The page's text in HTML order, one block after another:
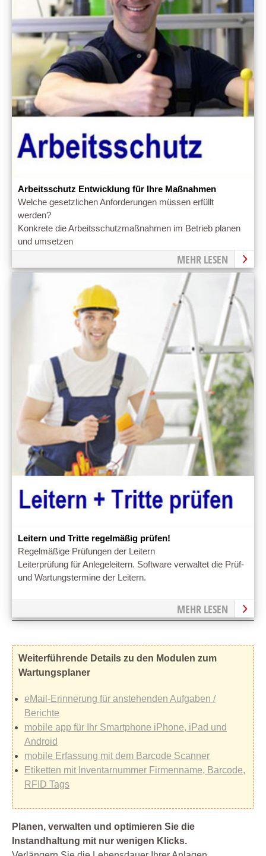
Arbeitsschutz Entwicklung für Ihre Maßnahmen
Welche gesetzlichen Anforderungen müssen erfüllt
werden?
Konkrete die Arbeitsschutzmaßnahmen im Betrieb planen
und umsetzen
MEHR LESEN
Leitern und Tritte regelmäßig prüfen!
Regelmäßige Prüfungen der Leitern
Leiterprüfung für Anlegeleitern. Software verwaltet die Prüf-
und Wartungstermine der Leitern.
MEHR LESEN
Weiterführende Details zu den Modulen zum
Wartungsplaner
eMail-Erinnerung für anstehenden Aufgaben /
Berichte
mobile app für Ihr Smartphone iPhone, iPad und
Android
mobile Erfassung mit dem Barcode Scanner
Etiketten mit Inventarnummer Firmenname, Barcode,
RFID Tags
Planen, verwalten und optimieren Sie die
Instandhaltung mit nur wenigen Klicks.